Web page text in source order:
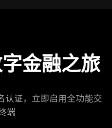
金融之旅
认证，立即启用全功能交
端